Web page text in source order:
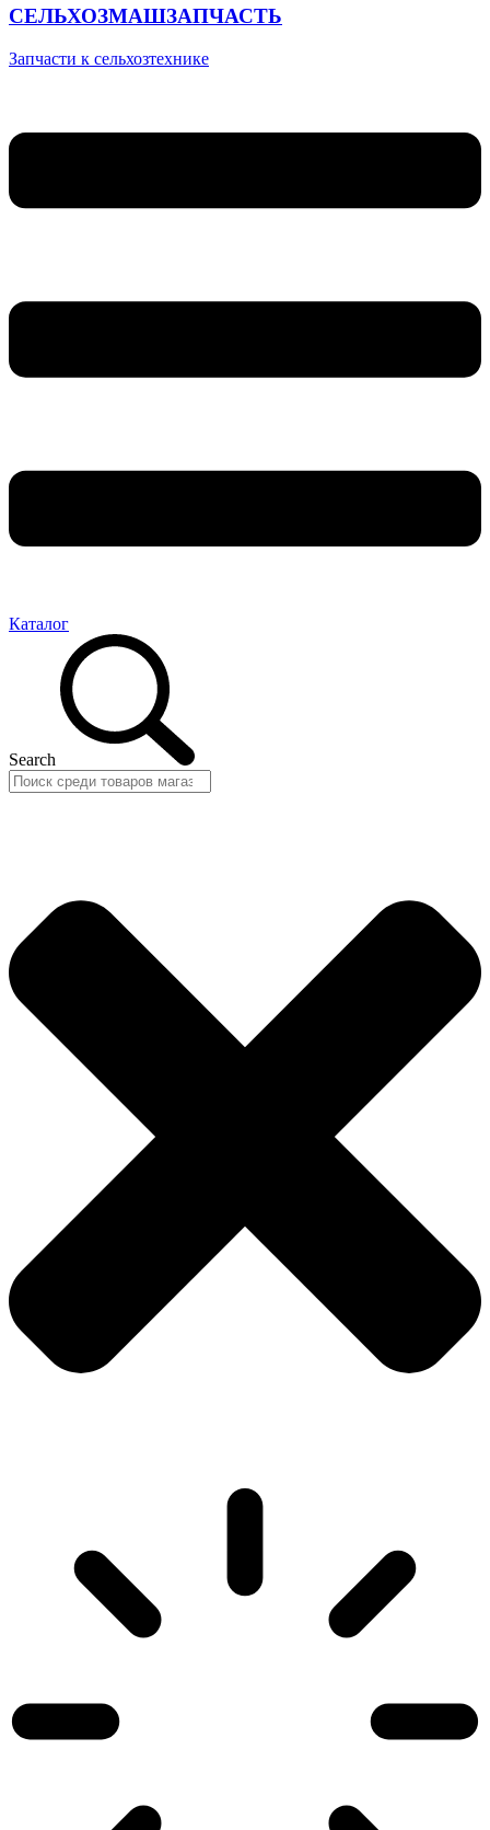
СЕЛЬХОЗМАШЗАПЧАСТЬ
Запчасти к сельхозтехнике
Каталог
Search